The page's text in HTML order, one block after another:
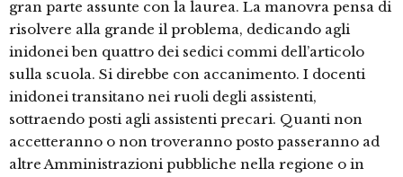
gran parte assunte con la laurea. La manovra pensa di
risolvere alla grande il problema, dedicando agli
inidonei ben quattro dei sedici commi dell’articolo
sulla scuola. Si direbbe con accanimento. I docenti
inidonei transitano nei ruoli degli assistenti,
sottraendo posti agli assistenti precari. Quanti non
accetteranno o non troveranno posto passeranno ad
altre Amministrazioni pubbliche nella regione o in